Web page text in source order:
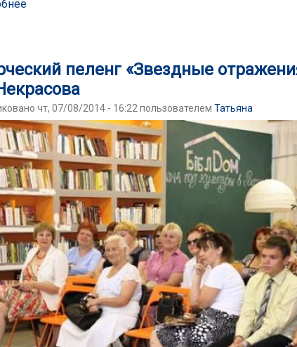
пеленг «Звездные
чт, 07/08/2014 - 16:22 пользователем Татьяна